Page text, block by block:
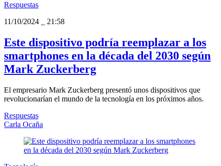
Respuestas
11/10/2024
21:58
Este dispositivo podría reemplazar a los
smartphones en la década del 2030 según
Mark Zuckerberg
El empresario Mark Zuckerberg presentó unos dispositivos que
revolucionarían el mundo de la tecnología en los próximos años.
Respuestas
Carla Ocaña